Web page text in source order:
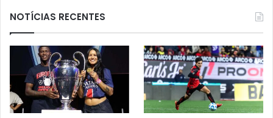
NOTÍCIAS RECENTES